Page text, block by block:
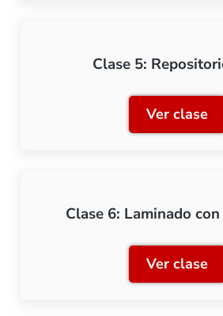
Clase 5:
Ver clase
Clase
Clase 6: Laminado
Ver clase
Clase